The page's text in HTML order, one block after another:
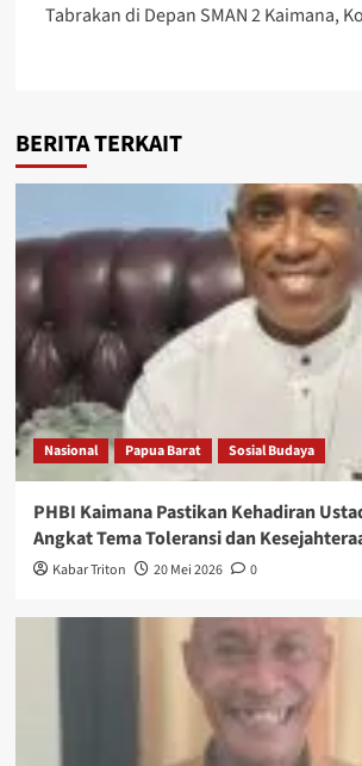
Tabrakan di Depan SMAN 2 Kaimana,
BERITA TERKAIT
Nasional Papua Barat Sosial Budaya
PHBI Kaimana Pastikan Kehadiran
Angkat Tema Toleransi dan
Kabar Triton 20 Mei 2026 0